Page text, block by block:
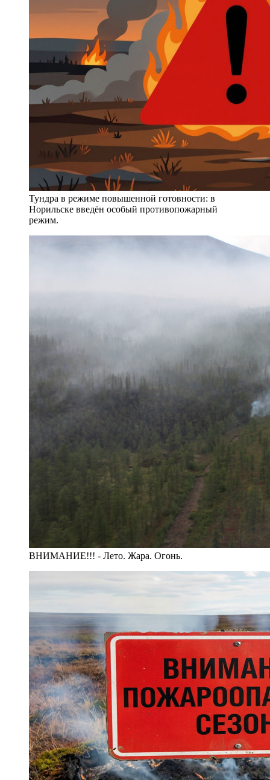
Тундра в режиме повышенной готовности: в
Норильске введён особый противопожарный
режим.
ВНИМАНИЕ!!! - Лето. Жара. Огонь.